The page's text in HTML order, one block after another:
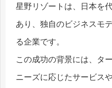
星野リゾートは、日本を
あり、独自のビジネスモ
る企業です。
この成功の背景には、タ
ニーズに応じたサービス